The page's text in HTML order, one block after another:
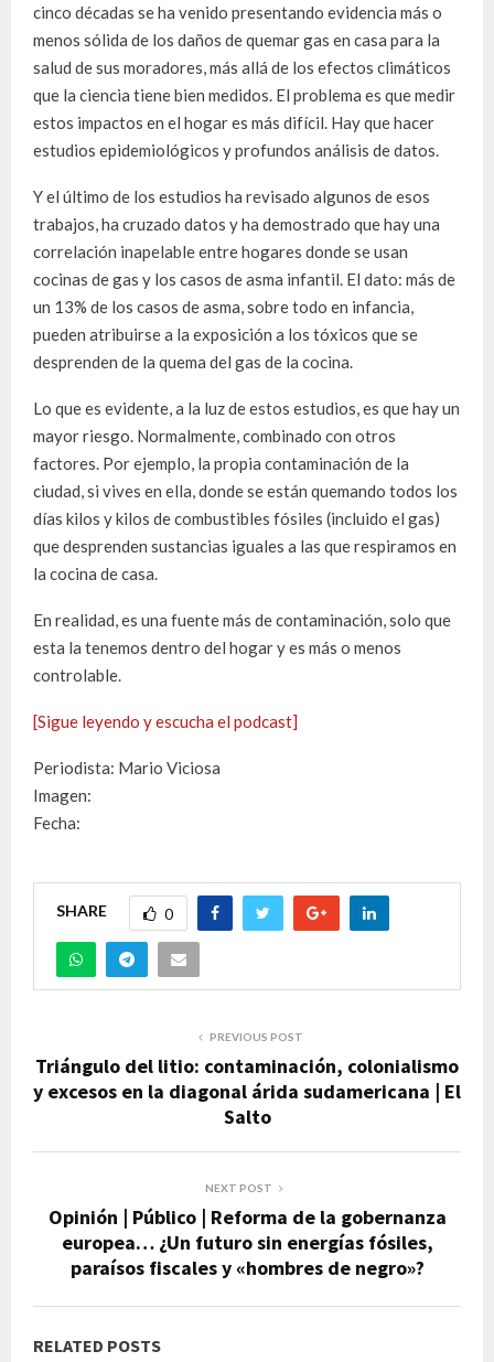
cinco décadas se ha venido presentando evidencia más o
menos sólida de los daños de quemar gas en casa para la
salud de sus moradores, más allá de los efectos climáticos
que la ciencia tiene bien medidos. El problema es que medir
estos impactos en el hogar es más difícil. Hay que hacer
estudios epidemiológicos y profundos análisis de datos.
Y el último de los estudios ha revisado algunos de esos
trabajos, ha cruzado datos y ha demostrado que hay una
correlación inapelable entre hogares donde se usan
cocinas de gas y los casos de asma infantil. El dato: más de
un 13% de los casos de asma, sobre todo en infancia,
pueden atribuirse a la exposición a los tóxicos que se
desprenden de la quema del gas de la cocina.
Lo que es evidente, a la luz de estos estudios, es que hay un
mayor riesgo. Normalmente, combinado con otros
factores. Por ejemplo, la propia contaminación de la
ciudad, si vives en ella, donde se están quemando todos los
días kilos y kilos de combustibles fósiles (incluido el gas)
que desprenden sustancias iguales a las que respiramos en
la cocina de casa.
En realidad, es una fuente más de contaminación, solo que
esta la tenemos dentro del hogar y es más o menos
controlable.
[Sigue leyendo y escucha el podcast]
Periodista: Mario Viciosa
Imagen:
Fecha:
SHARE 0
PREVIOUS POST
Triángulo del litio: contaminación, colonialismo
y excesos en la diagonal árida sudamericana | El
Salto
NEXT POST
Opinión | Público | Reforma de la gobernanza
europea… ¿Un futuro sin energías fósiles,
paraísos fiscales y «hombres de negro»?
RELATED POSTS